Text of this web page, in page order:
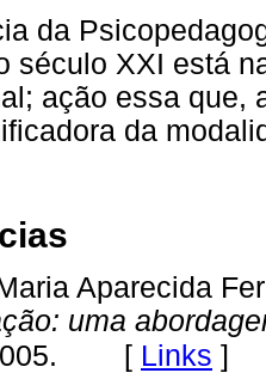
da
século XXI está
ação essa que,
da
Aparecida
uma
[ Links ]